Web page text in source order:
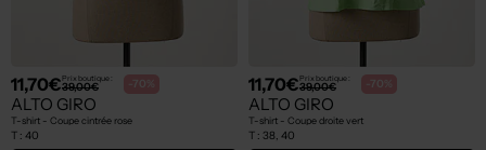
11,70€Prix boutique :
39,00€ -70%
ALTO GIRO
T-shirt - Coupe cintrée rose
T : 40
11,70€Prix boutique :
39,00€ -70%
ALTO GIRO
T-shirt - Coupe droite vert
T : 38, 40